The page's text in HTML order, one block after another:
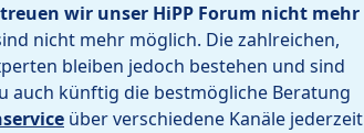
wir unser HiPP Forum nicht mehr
nicht mehr möglich. Die zahlreichen,
bleiben jedoch bestehen und sind
auch künftig die bestmögliche Beratung
über verschiedene Kanäle jederzeit